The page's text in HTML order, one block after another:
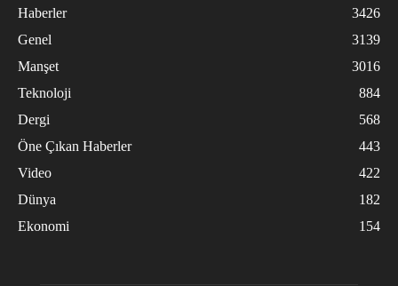
Haberler
3426
Genel
3139
Manşet
3016
Teknoloji
884
Dergi
568
Öne Çıkan Haberler
443
Video
422
Dünya
182
Ekonomi
154